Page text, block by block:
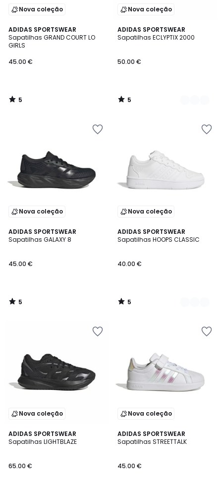
Nova coleção
ADIDAS SPORTSWEAR
Sapatilhas GRAND COURT LO
GIRLS
45.00 €
5
/
5
5
/
Nova coleção
ADIDAS SPORTSWEAR
Sapatilhas ECLYPTIX 2000
50.00 €
5
/
2
Cores
5
/
Nova coleção
ADIDAS SPORTSWEAR
Sapatilhas GALAXY 8
45.00 €
5
/
5
/
Nova coleção
ADIDAS SPORTSWEAR
Sapatilhas HOOPS CLASSIC
40.00 €
5
/
2
Cores
5
/
Nova coleção
ADIDAS SPORTSWEAR
Sapatilhas LIGHTBLAZE
65.00 €
5
/
Nova coleção
ADIDAS SPORTSWEAR
Sapatilhas STREETTALK
45.00 €
5
/